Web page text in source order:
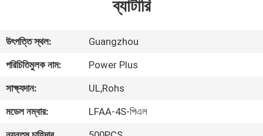
ভিডিও
সম্পর্কে
ব্যাটারি
উৎপত্তি স্থল:
Guangzhou
পরিচিতিমুলক নাম:
Power Plus
সাক্ষ্যদান:
UL,Rohs
মডেল নম্বার:
LFAA-4S-পিএল